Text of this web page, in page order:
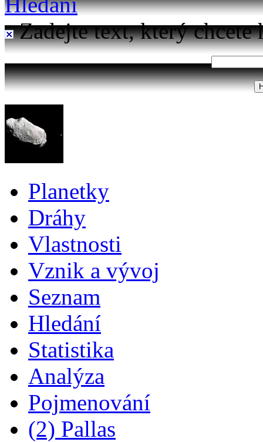
Zadejte text, který chcete
Planetky
Dráhy
Vlastnosti
Vznik a vývoj
Seznam
Hledání
Statistika
Analýza
Pojmenování
(2) Pallas